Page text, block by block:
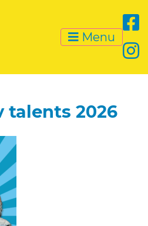
Menu
talents 2026